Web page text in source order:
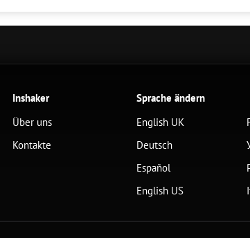
Inshaker
Über uns
Kontakte
Sprache ändern
English UK
Deutsch
Español
English US